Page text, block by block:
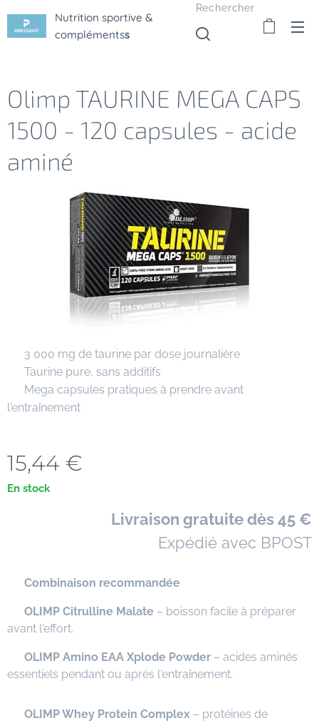
Nutrition sportive &
complémentss
Rechercher
Olimp TAURINE MEGA CAPS
1500 - 120 capsules - acide
aminé
✔ 3 000 mg de taurine par dose journalière
✔ Taurine pure, sans additifs
✔ Mega capsules pratiques à prendre avant
l'entraînement
15,44 €
En stock
Livraison gratuite dès 45 €
📦 Expédié avec BPOST
Combinaison recommandée
OLIMP Citrulline Malate – boisson facile à préparer
avant l'effort.
OLIMP Amino EAA Xplode Powder – acides aminés
essentiels pendant ou après l'entraînement.
OLIMP Whey Protein Complex – protéines de